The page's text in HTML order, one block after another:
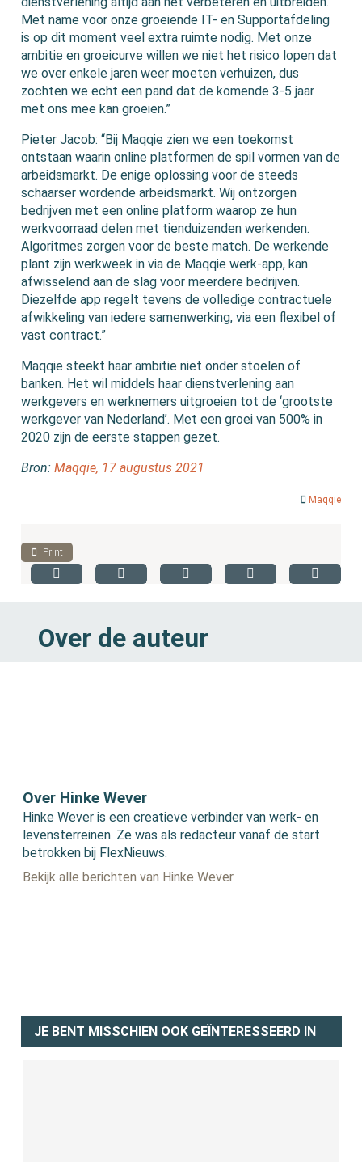
Met name voor onze groeiende IT- en Supportafdeling
is op dit moment veel extra ruimte nodig. Met onze
ambitie en groeicurve willen we niet het risico lopen dat
we over enkele jaren weer moeten verhuizen, dus
zochten we echt een pand dat de komende 3-5 jaar
met ons mee kan groeien.”
Pieter Jacob: “Bij Maqqie zien we een toekomst
ontstaan waarin online platformen de spil vormen van de
arbeidsmarkt. De enige oplossing voor de steeds
schaarser wordende arbeidsmarkt. Wij ontzorgen
bedrijven met een online platform waarop ze hun
werkvoorraad delen met tienduizenden werkenden.
Algoritmes zorgen voor de beste match. De werkende
plant zijn werkweek in via de Maqqie werk-app, kan
afwisselend aan de slag voor meerdere bedrijven.
Diezelfde app regelt tevens de volledige contractuele
afwikkeling van iedere samenwerking, via een flexibel of
vast contract.”
Maqqie steekt haar ambitie niet onder stoelen of
banken. Het wil middels haar dienstverlening aan
werkgevers en werknemers uitgroeien tot de ‘grootste
werkgever van Nederland’. Met een groei van 500% in
2020 zijn de eerste stappen gezet.
Bron:Maqqie, 17 augustus 2021
Maqqie
Print
Over de auteur
Over Hinke Wever
Hinke Wever is een creatieve verbinder van werk- en
levensterreinen. Ze was als redacteur vanaf de start
betrokken bij FlexNieuws.
Bekijk alle berichten van Hinke Wever
JE BENT MISSCHIEN OOK GEÏNTERESSEERD IN